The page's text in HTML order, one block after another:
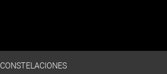
CONSTELACIONES